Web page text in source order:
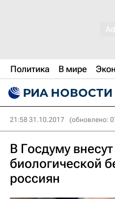
Политика В мире
21:58 31.10.2017 (обновлено:
В Госдуму
биологической
россиян